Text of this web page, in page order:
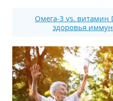
Омега-3 vs. витамин
здоровья